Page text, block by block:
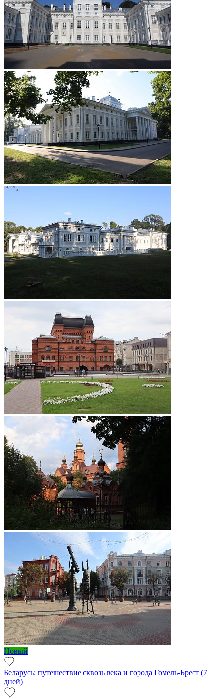
Новый
Беларусь: путешествие сквозь века и города Гомель-Брест (7
дней)